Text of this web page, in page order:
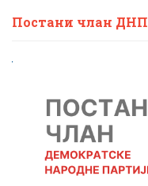
Постани члан ДНП